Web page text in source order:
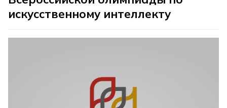
искусственному интеллекту